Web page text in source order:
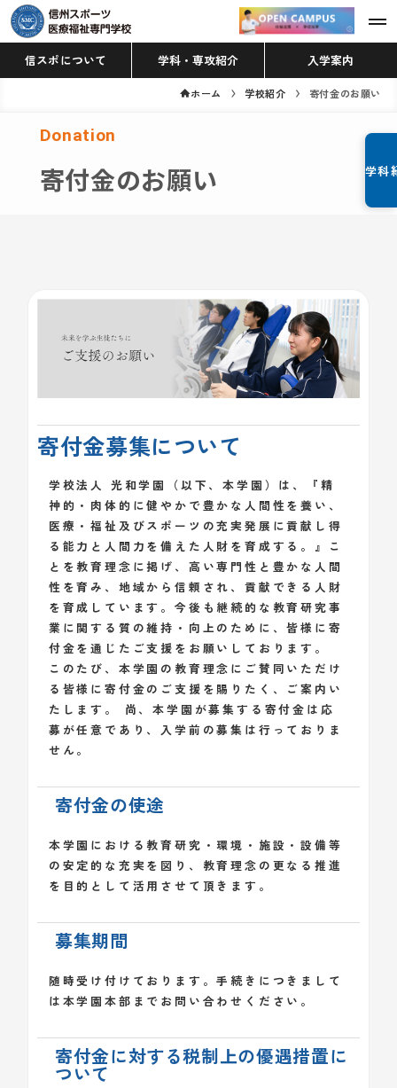
信スポについて 学科・専攻紹介 入学案内
学科
ホーム 学校紹介 寄付金のお願い
Donation
寄付金のお願い
寄付金募集について
学校法人 光和学園（以下、本学園）は、『精
神的・肉体的に健やかで豊かな人間性を養い、
医療・福祉及びスポーツの充実発展に貢献し得
る能力と人間力を備えた人財を育成する。』こ
とを教育理念に掲げ、高い専門性と豊かな人間
性を育み、地域から信頼され、貢献できる人財
を育成しています。今後も継続的な教育研究事
業に関する質の維持・向上のために、皆様に寄
付金を通じたご支援をお願いしております。
このたび、本学園の教育理念にご賛同いただけ
る皆様に寄付金のご支援を賜りたく、ご案内い
たします。 尚、本学園が募集する寄付金は応
募が任意であり、入学前の募集は行っておりま
せん。
寄付金の使途
本学園における教育研究・環境・施設・設備等
の安定的な充実を図り、教育理念の更なる推進
を目的として活用させて頂きます。
募集期間
随時受け付けております。手続きにつきまして
は本学園本部までお問い合わせください。
寄付金に対する税制上の優遇措置に
ついて